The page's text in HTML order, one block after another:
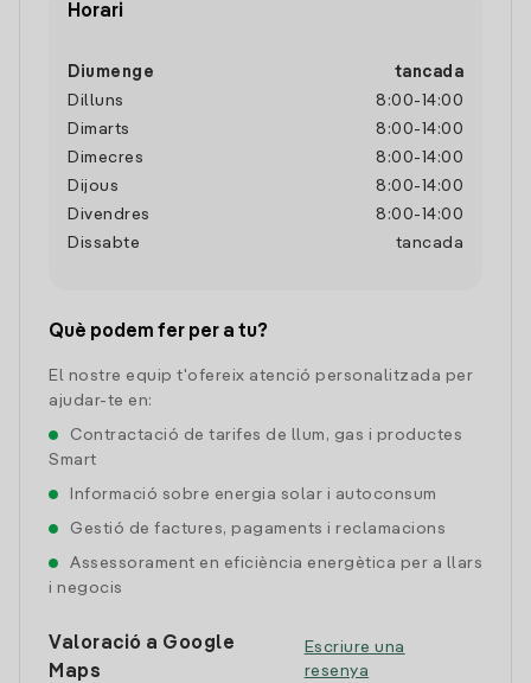
Horari
Diumenge
tancada
Dilluns
8:00- 14:00
Dimarts
8:00- 14:00
Dimecres
8:00- 14:00
Dijous
8:00- 14:00
Divendres
8:00- 14:00
Dissabte
tancada
Què podem fer per a tu?
El nostre equip t'ofereix atenció personalitzada per
ajudar-te en:
Contractació de tarifes de llum, gas i productes
Smart
Informació sobre energia solar i autoconsum
Gestió de factures, pagaments i reclamacions
Assessorament en eficiència energètica per a llars
i negocis
Valoració a Google
Maps
Escriure una
resenya